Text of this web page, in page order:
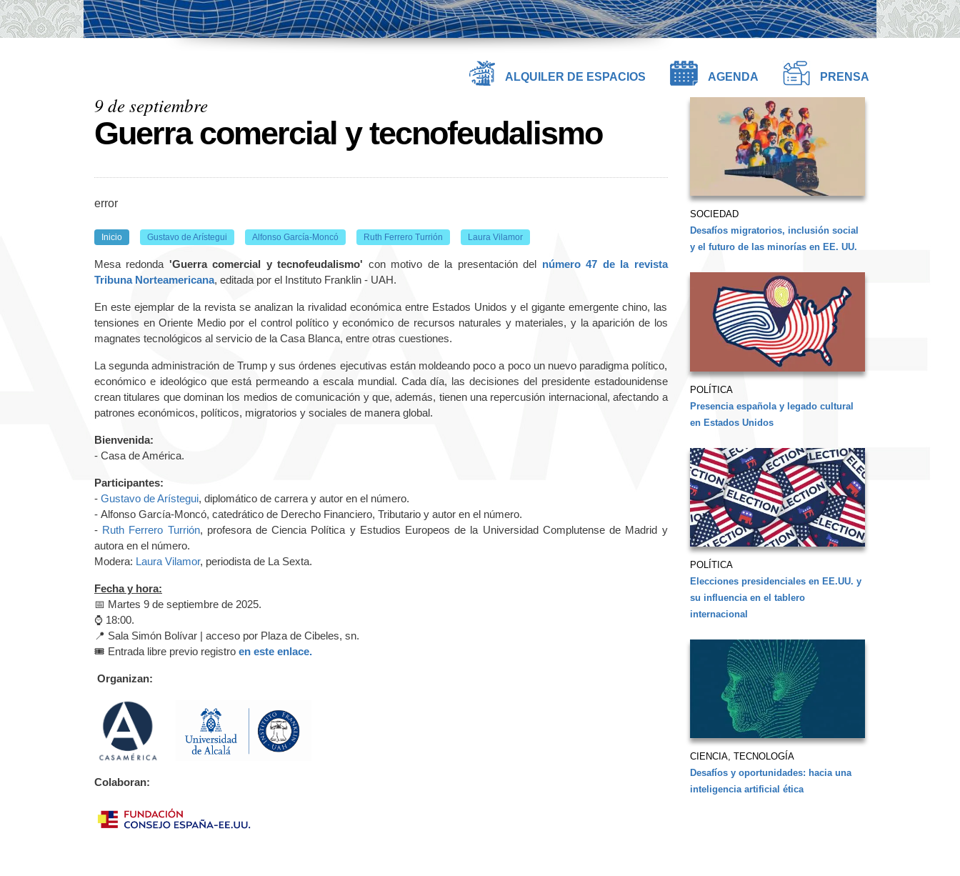
ALQUILER DE ESPACIOS AGENDA PRENSA
9 de septiembre
Guerra comercial y tecnofeudalismo
error
Inicio Gustavo de Arístegui Alfonso García-Moncó Ruth Ferrero Turrión Laura Vilamor
Mesa redonda 'Guerra comercial y tecnofeudalismo' con motivo de la presentación del número 47 de la revista
Tribuna Norteamericana, editada por el Instituto Franklin - UAH.
En este ejemplar de la revista se analizan la rivalidad económica entre Estados Unidos y el gigante emergente chino, las
tensiones en Oriente Medio por el control político y económico de recursos naturales y materiales, y la aparición de los
magnates tecnológicos al servicio de la Casa Blanca, entre otras cuestiones.
La segunda administración de Trump y sus órdenes ejecutivas están moldeando poco a poco un nuevo paradigma político,
económico e ideológico que está permeando a escala mundial. Cada día, las decisiones del presidente estadounidense
crean titulares que dominan los medios de comunicación y que, además, tienen una repercusión internacional, afectando a
patrones económicos, políticos, migratorios y sociales de manera global.
Bienvenida:
- Casa de América.
Participantes:
- Gustavo de Arístegui, diplomático de carrera y autor en el número.
- Alfonso García-Moncó, catedrático de Derecho Financiero, Tributario y autor en el número.
- Ruth Ferrero Turrión, profesora de Ciencia Política y Estudios Europeos de la Universidad Complutense de Madrid y
autora en el número.
Modera: Laura Vilamor, periodista de La Sexta.
Fecha y hora:
📅 Martes 9 de septiembre de 2025.
⌚️ 18:00.
📍 Sala Simón Bolívar | acceso por Plaza de Cibeles, sn.
🎟️ Entrada libre previo registro en este enlace.
Organizan:
Colaboran:
SOCIEDAD
Desafíos migratorios, inclusión social
y el futuro de las minorías en EE. UU.
POLÍTICA
Presencia española y legado cultural
en Estados Unidos
POLÍTICA
Elecciones presidenciales en EE.UU. y
su influencia en el tablero
internacional
CIENCIA, TECNOLOGÍA
Desafíos y oportunidades: hacia una
inteligencia artificial ética